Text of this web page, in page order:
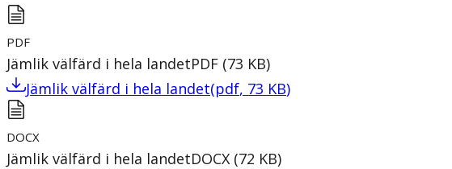
PDF
Jämlik välfärd i hela landetPDF (73 KB)
Jämlik välfärd i hela landet(pdf, 73 KB)
DOCX
Jämlik välfärd i hela landetDOCX (72 KB)